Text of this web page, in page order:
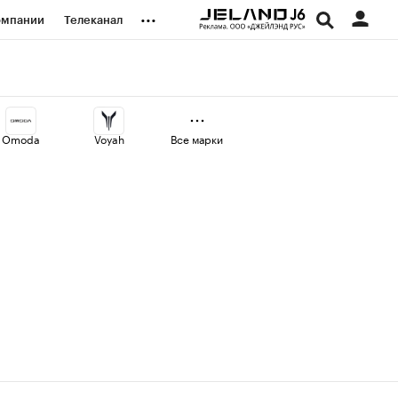
Телеканал ...
Omoda Voyah Все марки